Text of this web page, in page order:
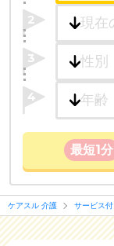
2
3
4
最短1分
ケアスル 介護 サービス